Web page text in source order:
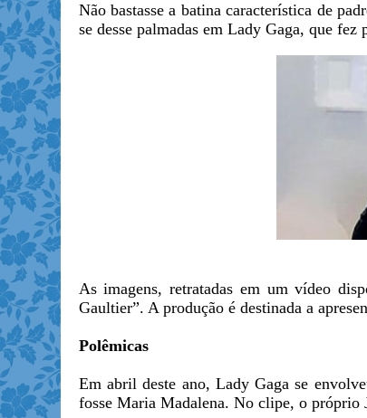
Não bastasse a batina característica de
se desse palmadas em Lady Gaga, que fez
As imagens, retratadas em um vídeo
Gaultier”. A produção é destinada a
Polêmicas
Em abril deste ano, Lady Gaga se
fosse Maria Madalena. No clipe, o próprio